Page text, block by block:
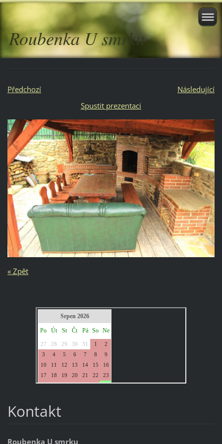
Roubenka U smrku
Předchozí
Následující
Spustit prezentaci
« Zpět
Kontakt
Roubenka U smrku